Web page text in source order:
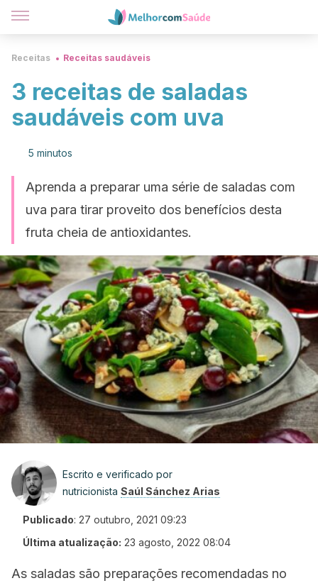
Receitas Receitas saudáveis
3 receitas de saladas
saudáveis com uva
5 minutos
Aprenda a preparar uma série de saladas com
uva para tirar proveito dos benefícios desta
fruta cheia de antioxidantes.
Escrito e verificado por
nutricionista Saúl Sánchez Arias
Publicado: 27 outubro, 2021 09:23
Última atualização: 23 agosto, 2022 08:04
As saladas são preparações recomendadas no